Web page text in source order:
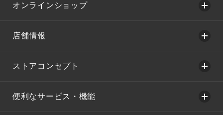
オンラインショップ
店舗情報
ストアコンセプト
便利なサービス・機能